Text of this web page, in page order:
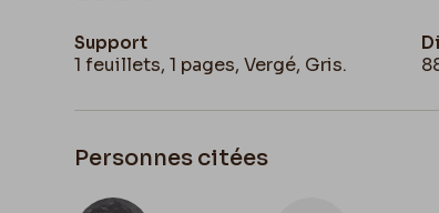
Support
1 feuillets, 1 pages, Vergé, Gris.
Personnes citées